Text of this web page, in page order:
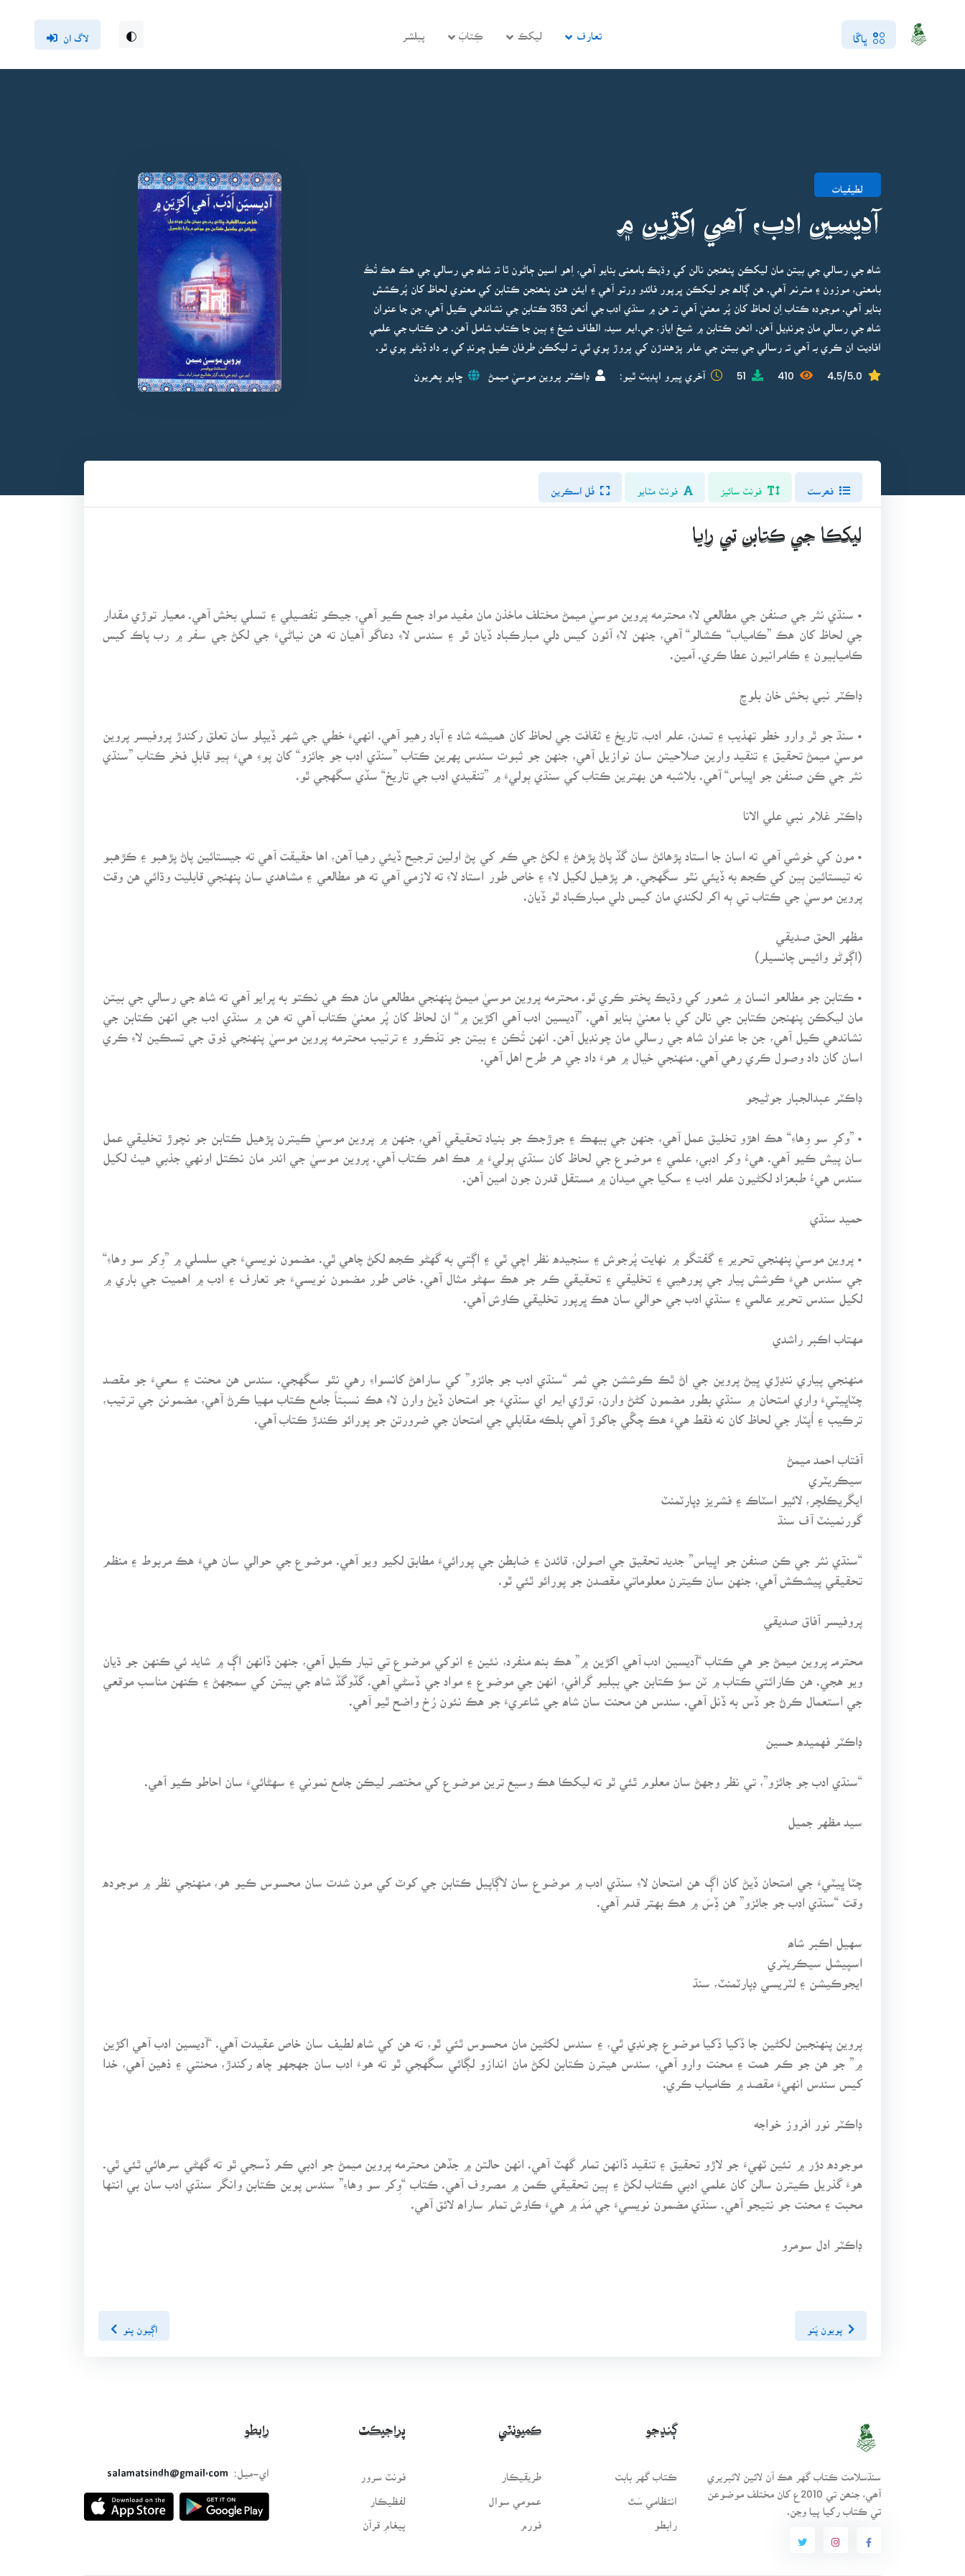
ڀاڱا تعارف ليکڪ ڪِتابَ پبلشر لاگ ان
لطيفيات
آديسين ادب، آھي اکڙين ۾
شاھ جي رسالي جي بيتن مان ليکڪن پنھنجن نالن کي وڌيڪ بامعنى بنايو آهي، اِهو اسين ڄاڻون ٿا تہ شاھ جي رسالي جي هڪ هڪ تُڪَ
بامعنى، موزون ۽ مترنم آهي. هن ڳالھ جو ليکڪن ڀرپور فائدو ورتو آهي ۽ ايئن هنن پنھنجن ڪتابن کي معنوي لحاظ کان پُرڪشش
بنايو آهي. موجودہ ڪتاب اِن لحاظ کان پُر معنيٰ آهي تہ هن ۾ سنڌي ادب جي اُنھن 353 ڪتابن جي نشاندهي ڪيل آهي، جن جا عنوان
شاھ جي رسالي مان چونڊيل آهن. انھن ڪتابن ۾ شيخ اياز، جي.ايم سيد، الطاف شيخ ۽ ٻين جا ڪتاب شامل آهن. هن ڪتاب جي علمي
افاديت ان ڪري بہ آهي تہ رسالي جي بيتن جي عام پڙهندڙن کي پروڙ پوي ٿي تہ ليکڪن طرفان ڪيل چونڊ کي بہ داد ڏيڻو پوي ٿو.
4.5/5.0
410
51 آخري ڀيرو اپڊيٽ ٿيو: ڊاڪٽر پروين موسيٰ ميمڻ ڇاپو پھريون
فونٽ سائيز فونٽ مٽايو فُل اسڪرين
ليکڪا جي ڪتابن تي رايا
• سنڌي نثر جي صنفن جي مطالعي لاءِ محترمه پروين موسيٰ ميمڻ مختلف ماخذن مان مفيد مواد جمع ڪيو آهي، جيڪو تفصيلي ۽ تسلي بخش آهي. معيار توڙي مقدار
جي لحاظ کان هڪ ”ڪامياب“ ڪشالو“ آهي، جنهن لاءِ آئون کيس دلي مبارڪباد ڏيان ٿو ۽ سندس لاءِ دعاگو آهيان ته هن نياڻيءَ جي لکڻ جي سفر ۾ رب پاڪ کيس
ڪاميابيون ۽ ڪامرانيون عطا ڪري. آمين.
ڊاڪٽر نبي بخش خان بلوچ
• سنڌ جو ٿر وارو خطو تهذيب ۽ تمدن، علم ادب، تاريخ ۽ ثقافت جي لحاظ کان هميشه شاد ۽ آباد رهيو آهي. انهيءَ خطي جي شهر ڏيپلو سان تعلق رکندڙ پروفيسر پروين
موسيٰ ميمڻ تحقيق ۽ تنقيد وارين صلاحيتن سان نوازيل آهي، جنهن جو ثبوت سندس پهرين ڪتاب ”سنڌي ادب جو جائزو“ کان پوءِ هيءَ ٻيو قابلِ فخر ڪتاب ”سنڌي
نثر جي ڪن صنفن جو اڀياس“ آهي. بلاشبه هن بهترين ڪتاب کي سنڌي ٻوليءَ ۾ ”تنقيدي ادب جي تاريخ“ سڏي سگهجي ٿو.
ڊاڪٽر غلام نبي علي الانا
• مون کي خوشي آهي ته اسان جا استاد پڙهائڻ سان گڏ پاڻ پڙهڻ ۽ لکڻ جي ڪم کي پڻ اولين ترجيح ڏيئي رهيا آهن، اها حقيقت آهي ته جيستائين پاڻ پڙهبو ۽ ڪڙهبو
نه تيستائين ٻين کي ڪجھ به ڏيئي نٿو سگهجي. هر پڙهيل لکيل لاءِ ۽ خاص طور استاد لاءِ ته لازمي آهي ته هو مطالعي ۽ مشاهدي سان پنهنجي قابليت وڌائي هن وقت
پروين موسيٰ جي ڪتاب تي ٻه اکر لکندي مان کيس دلي مبارڪباد ٿو ڏيان.
مظهر الحق صديقي
(اڳوڻو وائيس چانسيلر)
• ڪتابن جو مطالعو انسان ۾ شعور کي وڌيڪ پختو ڪري ٿو. محترمه پروين موسيٰ ميمڻ پنهنجي مطالعي مان هڪ هي نڪتو به پرايو آهي ته شاھ جي رسالي جي بيتن
مان ليکڪن پنهنجن ڪتابن جي نالن کي با معنيٰ بنايو آهي. ”آديسين ادب آهي اکڙين ۾“ ان لحاظ کان پُر معنيٰ ڪتاب آهي ته هن ۾ سنڌي ادب جي انهن ڪتابن جي
نشاندهي ڪيل آهي، جن جا عنوان شاھ جي رسالي مان چونڊيل آهن. انهن تُڪن ۽ بيتن جو تذڪرو ۽ ترتيب محترمه پروين موسيٰ پنهنجي ذوق جي تسڪين لاءِ ڪري
اسان کان داد وصول ڪري رهي آهي. منهنجي خيال ۾ هوءَ داد جي هر طرح اهل آهي.
ڊاڪٽر عبدالجبار جوڻيجو
• ”وکرِ سو وِهاءِ“ هڪ اهڙو تخليق عمل آهي، جنهن جي بيهڪ ۽ جوڙجڪ جو بنياد تحقيقي آهي، جنهن ۾ پروين موسيٰ ڪيترن پڙهيل ڪتابن جو نچوڙ تخليقي عمل
سان پيش ڪيو آهي. هيءُ وکر ادبي، علمي ۽ موضوع جي لحاظ کان سنڌي ٻوليءَ ۾ هڪ اهم ڪتاب آهي. پروين موسيٰ جي اندر مان نڪتل اونهي جذبي هيٺ لکيل
سندس هيءُ طبعزاد لکڻيون علم ادب ۽ سکيا جي ميدان ۾ مستقل قدرن جون امين آهن.
حميد سنڌي
• پروين موسيٰ پنهنجي تحرير ۽ گفتگو ۾ نهايت پُرجوش ۽ سنجيده نظر اچي ٿي ۽ اڳتي به گهڻو ڪجھ لکڻ چاهي ٿي. مضمون نويسيءَ جي سلسلي ۾ ”وِکر سو وهاءِ“
جي سندس هيءَ ڪوشش پيار جي پورهيي ۽ تخليقي ۽ تحقيقي ڪم جو هڪ سهڻو مثال آهي. خاص طور مضمون نويسيءَ جو تعارف ۽ ادب ۾ اهميت جي باري ۾
لکيل سندس تحرير عالمي ۽ سنڌي ادب جي حوالي سان هڪ ڀرپور تخليقي ڪاوش آهي.
مهتاب اڪبر راشدي
منهنجي پياري ننڍڙي ڀيڻ پروين جي اڻ ٿڪ ڪوششن جي ثمر “سنڌي ادب جو جائزو” کي ساراهڻ کانسواءِ رهي نٿو سگهجي. سندس هن محنت ۽ سعيءَ جو مقصد
چٽاڀيٽيءَ واري امتحان ۾ سنڌي بطور مضمون کڻڻ وارن، توڙي ايم اي سنڌيءَ جو امتحان ڏيڻ وارن لاءِ هڪ نسبتاً جامع ڪتاب مهيا ڪرڻ آهي، مضمونن جي ترتيب،
ترڪيب ۽ اُپٽار جي لحاظ کان نه فقط هيءَ هڪ چڱي جاکوڙ آهي بلڪه مقابلي جي امتحان جي ضرورتن جو پورائو ڪندڙ ڪتاب آهي.
آفتاب احمد ميمڻ
ايگريڪلچر، لائيو اسٽاڪ ۽ فشريز ڊپارٽمنٽ
گورنمينٽ آف سنڌ
“سنڌي نثر جي ڪن صنفن جو اڀياس” جديد تحقيق جي اصولن، قائدن ۽ ضابطن جي پورائيءَ مطابق لکيو ويو آهي. موضوع جي حوالي سان هيءَ هڪ مربوط ۽ منظم
تحقيقي پيشڪش آهي، جنهن سان ڪيترن معلوماتي مقصدن جو پورائو ٿئي ٿو.
پروفيسر آفاق صديقي
محترمہ پروين ميمڻ جو هي ڪتاب “آديسين ادب آهي اکڙين ۾” هڪ بنھ منفرد، نئين ۽ انوکي موضوع تي تيار ڪيل آهي، جنهن ڏانهن اڳ ۾ شايد ئي ڪنهن جو ڌيان
ويو هجي. هن ڪارائتي ڪتاب ۾ ٽن سؤ ڪتابن جي ببليو گرافي، انهن جي موضوع ۽ مواد جي ڏسڻي آهي. گڏوگڏ شاھ جي بيتن کي سمجهڻ ۽ ڪنهن مناسب موقعي
جي استعمال ڪرڻ جو ڏس به ڏنل آهي. سندس هن محنت سان شاھ جي شاعريءَ جو هڪ نئون رُخ واضح ٿيو آهي.
ڊاڪٽر فهميده حسين
“سنڌي ادب جو جائزو”، تي نظر وجهڻ سان معلوم ٿئي ٿو ته ليکڪا هڪ وسيع ترين موضوع کي مختصر ليڪن جامع نموني ۽ سهڻائيءَ سان احاطو ڪيو آهي.
سيد مظهر جميل
چٽا ڀيٽيءَ جي امتحان ڏيڻ کان اڳ هن امتحان لاءِ سنڌي ادب ۾ موضوع سان لاڳاپيل ڪتابن جي کوٽ کي مون شدت سان محسوس ڪيو هو، منهنجي نظر ۾ موجوده
وقت “سنڌي ادب جو جائزو” هن ڏِسَ ۾ هڪ بهتر قدم آهي.
سهيل اڪبر شاھ
اسپيشل سيڪريٽري
ايجوڪيشن ۽ لٽريسي ڊپارٽمنٽ، سنڌ
پروين پنهنجين لکڻين جا ڏکيا ڏکيا موضوع چونڊي ٿي، ۽ سندس لکڻين مان محسوس ٿئي ٿو، ته هن کي شاھ لطيف سان خاص عقيدت آهي. “آديسين ادب آهي اکڙين
۾” جو هن جو ڪم همت ۽ محنت وارو آهي، سندس هيترن ڪتابن لکڻ مان اندازو لڳائي سگهجي ٿو ته هوءَ ادب سان جهجهو چاھ رکندڙ، محنتي ۽ ذهين آهي، خدا
کيس سندس انهيءَ مقصد ۾ ڪامياب ڪري.
ڊاڪٽر نور افروز خواجه
موجوده دؤر ۾ نئين ٽهيءَ جو لاڙو تحقيق ۽ تنقيد ڏانهن تمام گهٽ آهي. انهن حالتن ۾ جڏهن محترمه پروين ميمڻ جو ادبي ڪم ڏسجي ٿو ته گهڻي سرهائي ٿئي ٿي.
هوءَ گذريل ڪيترن سالن کان علمي ادبي ڪتاب لکڻ ۽ ٻين تحقيقي ڪمن ۾ مصروف آهي. ڪتاب “وِکر سو وهاءِ” سندس پوين ڪتابن وانگر سنڌي ادب سان بي انتها
محبت ۽ محنت جو نتيجو آهي. سنڌي مضمون نويسيءَ جي مَدَ ۾ هيءَ ڪاوش تمام ساراھ لائق آهي.
ڊاڪٽر ادل سومرو
پويون پَنو اڳيون پنو
سنڌسلامت ڪتاب گهر ھڪ آن لائين لائبريري
آھي، جنھن تي 2010ع کان مختلف موضوعن
تي ڪتاب رکيا پيا وڃن.
ڳنڍجو
ڪتاب گهر بابت
انتظامي سَٿ
رابطو
ڪميونٽي
طريقيڪار
عمومي سوال
فورم
پراجيڪٽ
فونٽ سرور
لفظيڪار
پيغامِ قرآن
رابطو
اي-ميل:
salamatsindh@gmail.com